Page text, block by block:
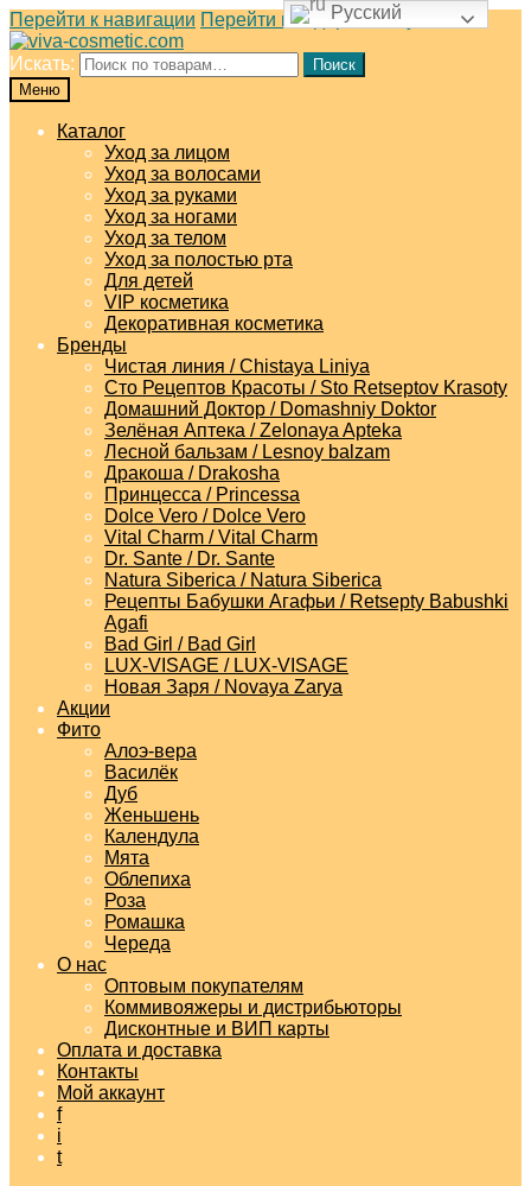
Перейти к навигации Перейти к содержимому
Искать:
Поиск
Меню
Каталог
Уход за лицом
Уход за волосами
Уход за руками
Уход за ногами
Уход за телом
Уход за полостью рта
Для детей
VIP косметика
Декоративная косметика
Бренды
Чистая линия / Chistaya Liniya
Сто Рецептов Красоты / Sto Retseptov Krasoty
Домашний Доктор / Domashniy Doktor
Зелёная Аптека / Zelonaya Apteka
Лесной бальзам / Lesnoy balzam
Дракоша / Drakosha
Принцесса / Princessa
Dolce Vero / Dolce Vero
Vital Charm / Vital Charm
Dr. Sante / Dr. Sante
Natura Siberica / Natura Siberica
Рецепты Бабушки Агафьи / Retsepty Babushki
Agafi
Bad Girl / Bad Girl
LUX-VISAGE / LUX-VISAGE
Новая Заря / Novaya Zarya
Акции
Фито
Алоэ-вера
Василёк
Дуб
Женьшень
Календула
Мята
Облепиха
Роза
Ромашка
Череда
О нас
Оптовым покупателям
Коммивояжеры и дистрибьюторы
Дисконтные и ВИП карты
Оплата и доставка
Контакты
Мой аккаунт
f
i
t
Русский